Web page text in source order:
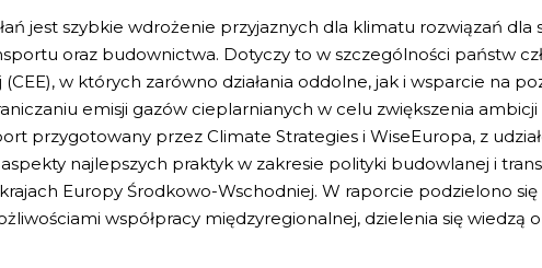
jest szybkie wdrożenie przyjaznych dla klimatu rozwiązań dla
oraz budownictwa. Dotyczy to w szczególności państw
w których zarówno działania oddolne, jak i wsparcie na
emisji gazów cieplarnianych w celu zwiększenia
przygotowany przez Climate Strategies i WiseEuropa, z
najlepszych praktyk w zakresie polityki budowlanej i
Europy Środkowo-Wschodniej. W raporcie podzielono
współpracy międzyregionalnej, dzielenia się wiedzą